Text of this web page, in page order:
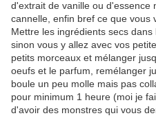
d'extrait de vanille ou d'essence
cannelle, enfin bref ce que vous
Mettre les ingrédients secs dans
sinon vous y allez avec vos
petits morceaux et mélanger
oeufs et le parfum, remélanger
boule un peu molle mais pas
pour minimum 1 heure (moi je
d'avoir des monstres qui vous